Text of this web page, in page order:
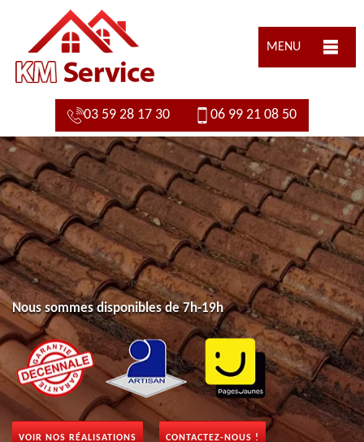
MENU
03 59 28 17 30 06 99 21 08 50
Nous sommes disponibles de 7h-19h
VOIR NOS RÉALISATIONS CONTACTEZ-NOUS !